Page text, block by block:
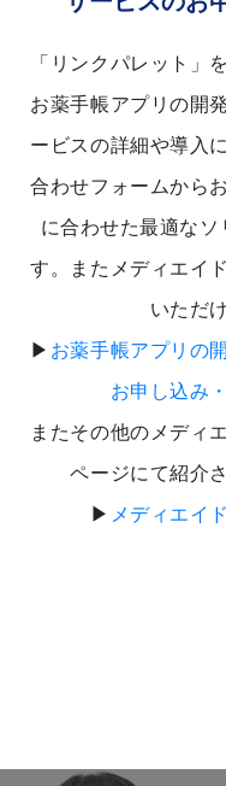
「リンクパレット」
お薬手帳アプリの開
ービスの詳細や導入
合わせフォームから
に合わせた最適なソ
す。またメディエイ
いただ
▶ お薬手帳アプリの
お申し込み
またその他のメディ
ページにて紹介
▶ メディエイ